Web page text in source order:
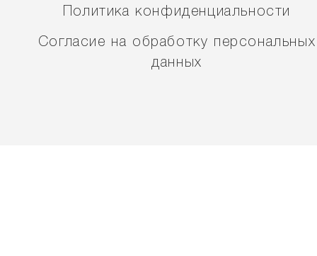
Политика конфиденциальности
Согласие на обработку персональных
данных